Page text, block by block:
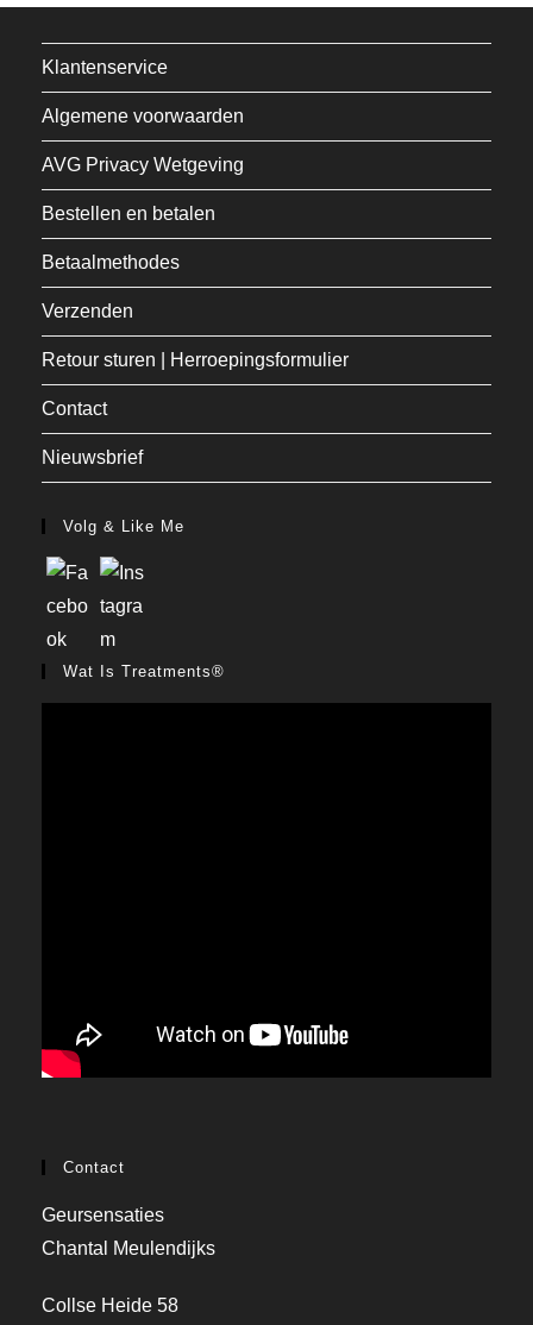
Klantenservice
Algemene voorwaarden
AVG Privacy Wetgeving
Bestellen en betalen
Betaalmethodes
Verzenden
Retour sturen | Herroepingsformulier
Contact
Nieuwsbrief
Volg & Like Me
Wat Is Treatments®
Contact
Geursensaties
Chantal Meulendijks
Collse Heide 58